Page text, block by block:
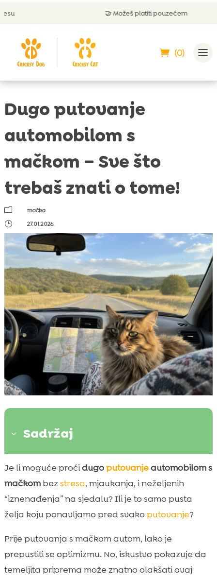
🤝 Možeš platiti pouzećem
(0)
Dugo putovanje
automobilom s
mačkom – Sve što
trebaš znati o tome!
m
mačka
}
27.01.2026.
3 Sadržaj
 Zašto je dobra priprema ključ uspjeha na
putu s mačkom
Procjena je li naša mačka spremna za
Hrvatskoj i inozemstvu
Odabir transportera i sigurnosnih rješenja u
Je li moguće proćidugoputovanjeautomobilom s
mačkombezstresa, mjaukanja, i neželjenih
“iznenađenja” na sjedalu? Ili je to samo pusta
želja koju ponavljamo pred svako putovanje?
Prije putovanja s mačkom autom, lako je
prepustiti se optimizmu. No, iskustvo pokazuje da
temeljita priprema može znatno olakšati ovaj